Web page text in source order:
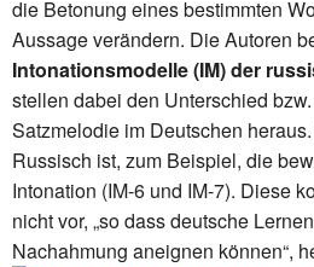
die Betonung eines bestimmten
Aussage verändern. Die Autoren
Intonationsmodelle (IM) der
stellen dabei den Unterschied
Satzmelodie im Deutschen
Russisch ist, zum Beispiel, die
Intonation (IM-6 und IM-7). Diese
nicht vor, „so dass deutsche
Nachahmung aneignen können“,